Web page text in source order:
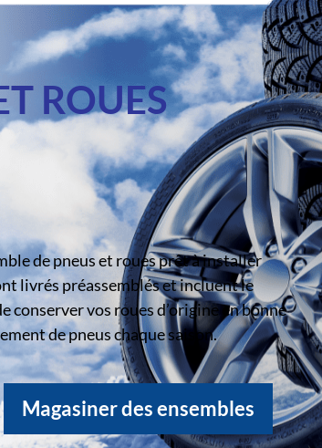
ROUES
de pneus et roues prêt à installer
livrés préassemblés et incluent le
vos roues d’origine en bonne
de pneus chaque saison.
Magasiner des ensembles